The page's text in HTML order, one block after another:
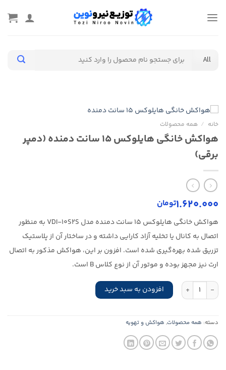
برای:
خانه / همه محصولات
هواکش خانگی هایلوکس ۱۵ سانت دمنده (دمپر
برقی)
1.620.000تومان
هواکش خانگی هایلوکس 15 سانت دمنده مدل VDI-10S2S به منظور
اتصال به کانال یا تخلیه آزاد کارایی داشته و در ساختار آن از پلاستیک
تزریق شده بهره‌گیری شده است. افزون بر این، هواکش مذکور به اتصال
ارت نیز مجهز بوده و موتور آن از نوع کلاس B است.
هواکش خانگی هایلوکس 15 سانت دمنده (دمپر برقی) عددافزودن به سبد خرید
دسته: همه محصولات, هواکش و تهویه